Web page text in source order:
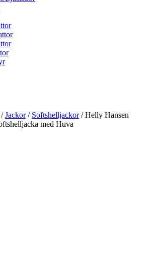
/Jackor/ Softshelljackor/ Helly Hansen
med Huva